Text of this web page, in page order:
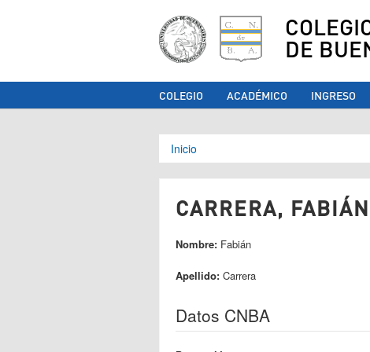
DE
COLEGIO ACADÉMICO INGRESO
Se encuentra
Inicio
CARRERA,
Nombre: Fabián
Apellido: Carrera
Datos CNBA